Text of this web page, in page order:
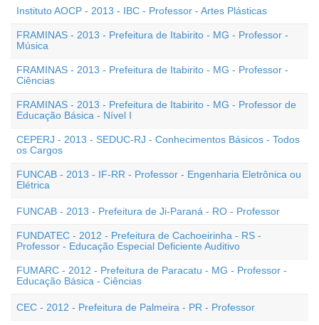
Instituto AOCP - 2013 - IBC - Professor - Artes Plásticas
FRAMINAS - 2013 - Prefeitura de Itabirito - MG - Professor -
Música
FRAMINAS - 2013 - Prefeitura de Itabirito - MG - Professor -
Ciências
FRAMINAS - 2013 - Prefeitura de Itabirito - MG - Professor de
Educação Básica - Nível I
CEPERJ - 2013 - SEDUC-RJ - Conhecimentos Básicos - Todos
os Cargos
FUNCAB - 2013 - IF-RR - Professor - Engenharia Eletrônica ou
Elétrica
FUNCAB - 2013 - Prefeitura de Ji-Paraná - RO - Professor
FUNDATEC - 2012 - Prefeitura de Cachoeirinha - RS -
Professor - Educação Especial Deficiente Auditivo
FUMARC - 2012 - Prefeitura de Paracatu - MG - Professor -
Educação Básica - Ciências
CEC - 2012 - Prefeitura de Palmeira - PR - Professor